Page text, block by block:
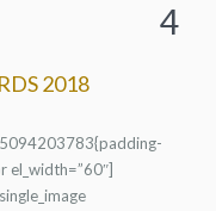
4
2018